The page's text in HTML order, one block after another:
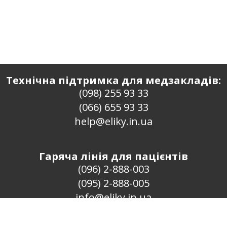
Технічна підтримка для медзакладів:
(098) 255 93 33
(066) 655 93 33
help@eliky.in.ua
Гаряча лінія для пацієнтів
(096) 2-888-003
(095) 2-888-005
info@eliky.in.ua